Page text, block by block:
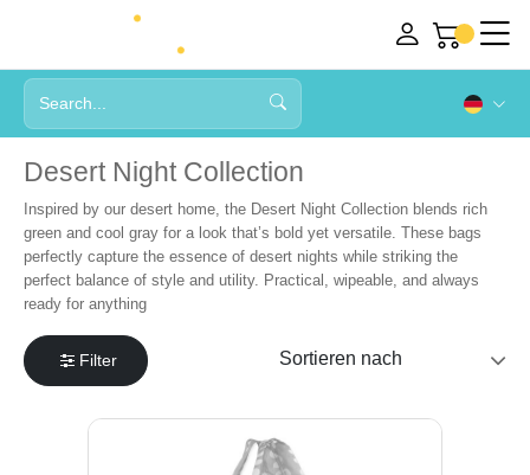
Desert Night Collection
Inspired by our desert home, the Desert Night Collection blends rich
green and cool gray for a look that’s bold yet versatile. These bags
perfectly capture the essence of desert nights while striking the
perfect balance of style and utility. Practical, wipeable, and always
ready for anything
Filter